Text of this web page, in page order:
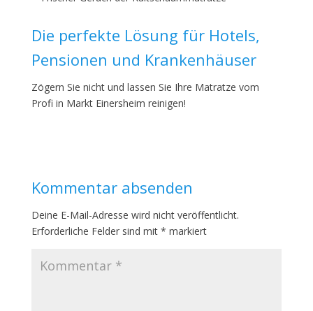
Die perfekte Lösung für Hotels,
Pensionen und Krankenhäuser
Zögern Sie nicht und lassen Sie Ihre Matratze vom
Profi in Markt Einersheim reinigen!
Kommentar absenden
Deine E-Mail-Adresse wird nicht veröffentlicht.
Erforderliche Felder sind mit * markiert